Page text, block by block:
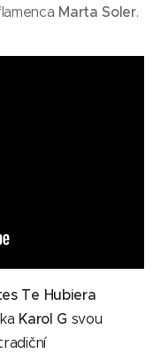
Marta Soler.
Te Hubiera
Karol G svou